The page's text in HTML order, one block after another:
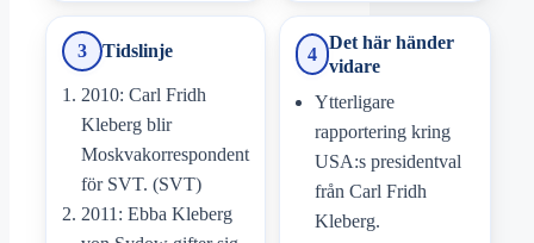
3 Tidslinje
2010: Carl Fridh
Kleberg blir
Moskvakorrespondent
för SVT. (SVT)
2011: Ebba Kleberg
4
Det här händer
vidare
Ytterligare
rapportering kring
USA:s presidentval
från Carl Fridh
Kleberg.